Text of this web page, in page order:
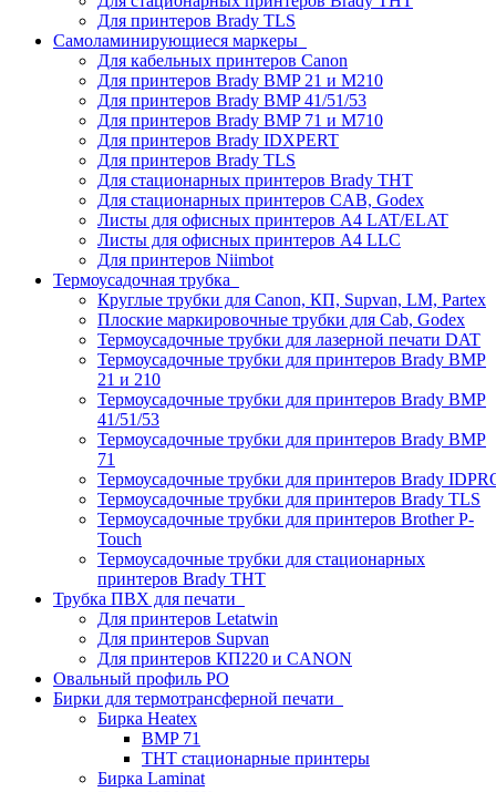
Для принтеров Brady TLS
Самоламинирующиеся маркеры
Для кабельных принтеров Canon
Для принтеров Brady BMP 21 и M210
Для принтеров Brady BMP 41/51/53
Для принтеров Brady BMP 71 и M710
Для принтеров Brady IDXPERT
Для принтеров Brady TLS
Для стационарных принтеров Brady THT
Для стационарных принтеров CAB, Godex
Листы для офисных принтеров А4 LAT/ELAT
Листы для офисных принтеров А4 LLC
Для принтеров Niimbot
Термоусадочная трубка
Круглые трубки для Canon, КП, Supvan, LM, Partex
Плоские маркировочные трубки для Cab, Godex
Термоусадочные трубки для лазерной печати DAT
Термоусадочные трубки для принтеров Brady BMP
21 и 210
Термоусадочные трубки для принтеров Brady BMP
41/51/53
Термоусадочные трубки для принтеров Brady BMP
71
Термоусадочные трубки для принтеров Brady
Термоусадочные трубки для принтеров Brady TLS
Термоусадочные трубки для принтеров Brother P-
Touch
Термоусадочные трубки для стационарных
принтеров Brady THT
Трубка ПВХ для печати
Для принтеров Letatwin
Для принтеров Supvan
Для принтеров КП220 и CANON
Овальный профиль PO
Бирки для термотрансферной печати
Бирка Heatex
BMP 71
THT стационарные принтеры
Бирка Laminat